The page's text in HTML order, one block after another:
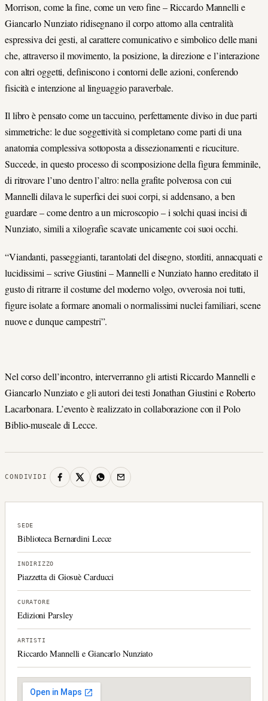
Morrison, come la fine, come un vero fine – Riccardo Mannelli e
Giancarlo Nunziato ridisegnano il corpo attorno alla centralità
espressiva dei gesti, al carattere comunicativo e simbolico delle mani
che, attraverso il movimento, la posizione, la direzione e l’interazione
con altri oggetti, definiscono i contorni delle azioni, conferendo
fisicità e intenzione al linguaggio paraverbale.
Il libro è pensato come un taccuino, perfettamente diviso in due parti
simmetriche: le due soggettività si completano come parti di una
anatomia complessiva sottoposta a dissezionamenti e ricuciture.
Succede, in questo processo di scomposizione della figura femminile,
di ritrovare l’uno dentro l’altro: nella grafite polverosa con cui
Mannelli dilava le superfici dei suoi corpi, si addensano, a ben
guardare – come dentro a un microscopio – i solchi quasi incisi di
Nunziato, simili a xilografie scavate unicamente coi suoi occhi.
“Viandanti, passeggianti, tarantolati del disegno, storditi, annacquati e
lucidissimi – scrive Giustini – Mannelli e Nunziato hanno ereditato il
gusto di ritrarre il costume del moderno volgo, ovverosia noi tutti,
figure isolate a formare anomali o normalissimi nuclei familiari, scene
nuove e dunque campestri”.
Nel corso dell’incontro, interverranno gli artisti Riccardo Mannelli e
Giancarlo Nunziato e gli autori dei testi Jonathan Giustini e Roberto
Lacarbonara. L’evento è realizzato in collaborazione con il Polo
Biblio-museale di Lecce.
CONDIVIDI
SEDE
Biblioteca Bernardini Lecce
INDIRIZZO
Piazzetta di Giosuè Carducci
CURATORE
Edizioni Parsley
ARTISTI
Riccardo Mannelli e Giancarlo Nunziato